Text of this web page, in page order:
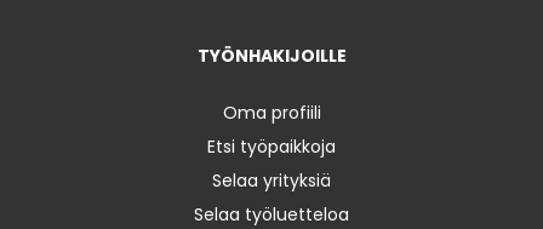
TYÖNHAKIJOILLE
Oma profiili
Etsi työpaikkoja
Selaa yrityksiä
Selaa työluetteloa